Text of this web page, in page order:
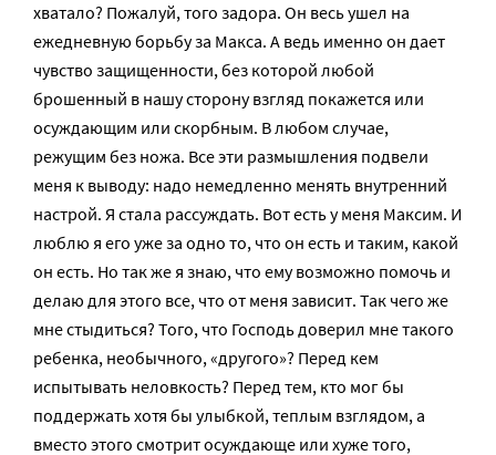
хватало? Пожалуй, того задора. Он весь ушел на
ежедневную борьбу за Макса. А ведь именно он дает
чувство защищенности, без которой любой
брошенный в нашу сторону взгляд покажется или
осуждающим или скорбным. В любом случае,
режущим без ножа. Все эти размышления подвели
меня к выводу: надо немедленно менять внутренний
настрой. Я стала рассуждать. Вот есть у меня Максим. И
люблю я его уже за одно то, что он есть и таким, какой
он есть. Но так же я знаю, что ему возможно помочь и
делаю для этого все, что от меня зависит. Так чего же
мне стыдиться? Того, что Господь доверил мне такого
ребенка, необычного, «другого»? Перед кем
испытывать неловкость? Перед тем, кто мог бы
поддержать хотя бы улыбкой, теплым взглядом, а
вместо этого смотрит осуждающе или хуже того,